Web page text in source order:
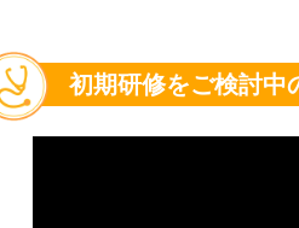
初期研修をご検討